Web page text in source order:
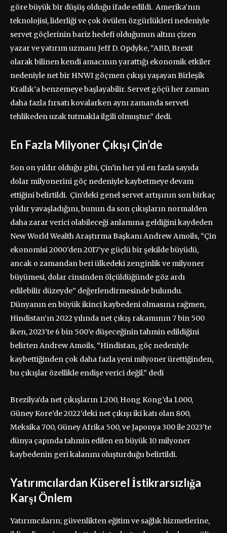
göre büyük bir düşüş olduğu ifade edildi. Amerika’nın
teknolojisi, liderliği ve çok övülen özgürlükleri nedeniyle
servet göçlerinin bariz hedefi olduğunun altını çizen
yazar ve yatırım uzmanı Jeff D. Opdyke, “ABD, Brexit
olarak bilinen kendi amacının yarattığı ekonomik etkiler
nedeniyle net bir HNWI göçmen çıkışı yaşayan Birleşik
Krallık’a benzemeye başlayabilir. Servet göçü her zaman
daha fazla fırsatı kovalarken aynı zamanda serveti
tehlikeden uzak tutmakla ilgili olmuştur.” dedi.
En Fazla Milyoner Çıkışı Çin’de
Son on yıldır olduğu gibi, Çin’in her yıl en fazla sayıda
dolar milyonerini göç nedeniyle kaybetmeye devam
ettiğini belirtildi. Çin’deki genel servet artışının son birkaç
yıldır yavaşladığını, bunun da son çıkışların normalden
daha zarar verici olabileceği anlamına geldiğini kaydeden
New World Wealth Araştırma Başkanı Andrew Amoils, “Çin
ekonomisi 2000’den 2017’ye güçlü bir şekilde büyüdü,
ancak o zamandan beri ülkedeki zenginlik ve milyoner
büyümesi, dolar cinsinden ölçüldüğünde göz ardı
edilebilir düzeyde” değerlendirmesinde bulundu.
Dünyanın en büyük ikinci kaybedeni olmasına rağmen,
Hindistan’ın 2022 yılında net çıkış rakamının 7 bin 500
iken, 2023’te 6 bin 500’e düşeceğinin tahmin edildiğini
belirten Andrew Amoils, “Hindistan, göç nedeniyle
kaybettiğinden çok daha fazla yeni milyoner ürettiğinden,
bu çıkışlar özellikle endişe verici değil.” dedi
Brezilya’da net çıkışların 1.200, Hong Kong’da 1.000,
Güney Kore’de 2022’deki net çıkışı iki katı olan 800,
Meksika 700, Güney Afrika 500, ve Japonya 300 ile 2023’te
dünya çapında tahmin edilen en büyük 10 milyoner
kaybedenin geri kalanını oluşturduğu belirtildi.
Yatırımcılardan Küserel İstikrarsızlığa
Karşı Önlem
Yatırımcıların; güvenlikten eğitim ve sağlık hizmetlerine,